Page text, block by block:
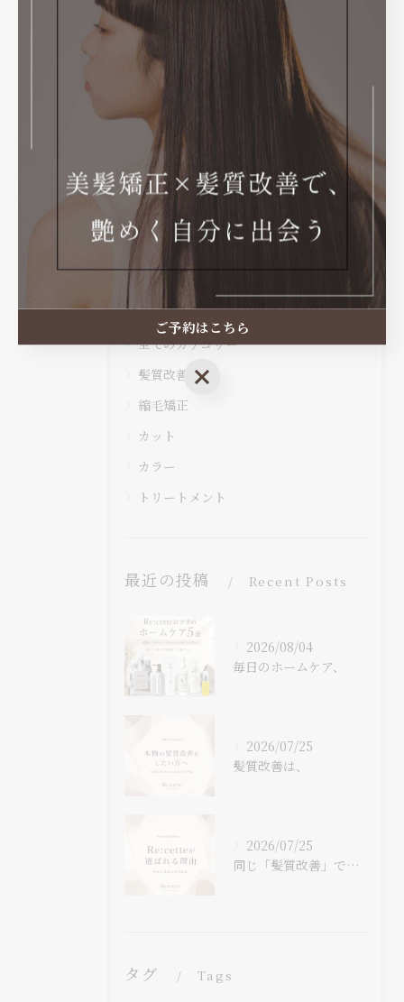
お任せください！
#長岡メンズパーマ#長岡メンズカット#メンズパーマ#メン
ズカット#長岡美容室
カテゴリー Categories
全てのカテゴリー
髪質改善
縮毛矯正
カット
カラー
トリートメント
最近の投稿 Recent Posts
2026/08/04
毎日のホームケア、
2026/07/25
髪質改善は、
2026/07/25
同じ「髪質改善」でも、
タグ Tags
ご予約はこちら
ご予約はこちら